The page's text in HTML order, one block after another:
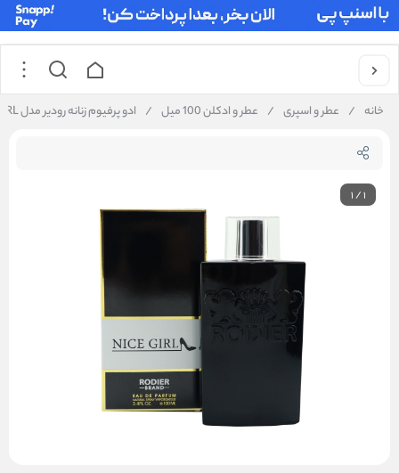
خانه / عطر و اسپری / عطر و ادکلن 100 میل / ادو پرفیوم زنانه رودیر مدل NICE GIRL حجم 100 میلی لیتر
1/1